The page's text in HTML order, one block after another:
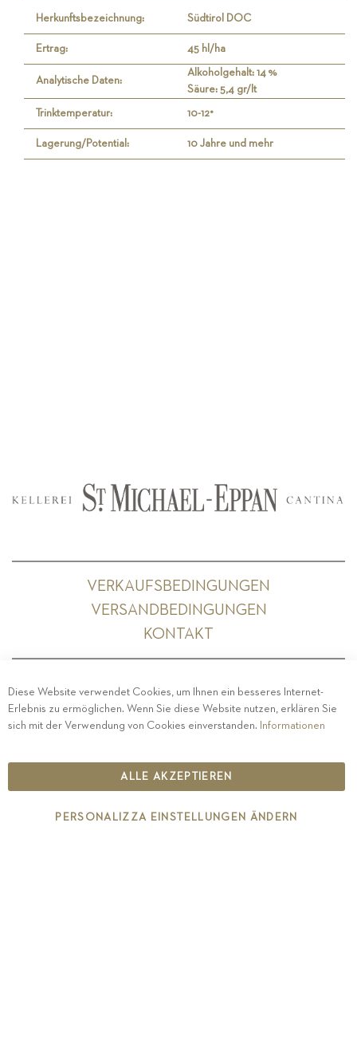
Herkunftsbezeichnung: Südtirol DOC
Ertrag: 45 hl/ha
Analytische Daten:
Alkoholgehalt: 14 %
Säure: 5,4 gr/lt
Trinktemperatur: 10-12°
Lagerung/Potential: 10 Jahre und mehr
VERKAUFSBEDINGUNGEN
VERSANDBEDINGUNGEN
KONTAKT
PRIVACY-IMPRESSUM- COOKIE POLICY-
ETHISCHER KODEX
IT00126670215
Diese Website verwendet Cookies, um Ihnen ein besseres Internet-
Erlebnis zu ermöglichen. Wenn Sie diese Website nutzen, erklären Sie
sich mit der Verwendung von Cookies einverstanden. Informationen
ALLE AKZEPTIEREN
PERSONALIZZA EINSTELLUNGEN ÄNDERN